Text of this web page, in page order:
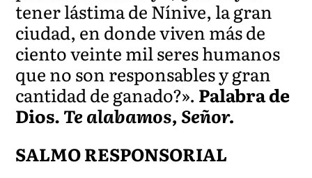
tener lástima de Nínive, la gran
ciudad, en donde viven más de
ciento veinte mil seres humanos
que no son responsables y gran
cantidad de ganado?». Palabra de
Dios.Te alabamos, Señor.
SALMO RESPONSORIAL